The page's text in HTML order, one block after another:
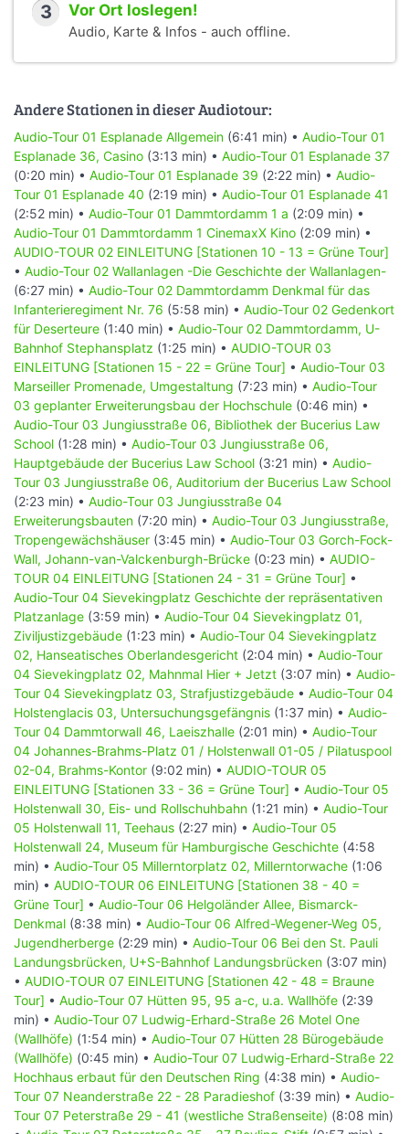
3 Vor Ort loslegen!
Audio, Karte & Infos - auch offline.
Andere Stationen in dieser Audiotour:
Audio-Tour 01 Esplanade Allgemein (6:41 min) • Audio-Tour 01
Esplanade 36, Casino (3:13 min) • Audio-Tour 01 Esplanade 37
(0:20 min) • Audio-Tour 01 Esplanade 39 (2:22 min) • Audio-
Tour 01 Esplanade 40 (2:19 min) • Audio-Tour 01 Esplanade 41
(2:52 min) • Audio-Tour 01 Dammtordamm 1 a (2:09 min) •
Audio-Tour 01 Dammtordamm 1 CinemaxX Kino (2:09 min) •
AUDIO-TOUR 02 EINLEITUNG [Stationen 10 - 13 = Grüne Tour]
• Audio-Tour 02 Wallanlagen -Die Geschichte der Wallanlagen-
(6:27 min) • Audio-Tour 02 Dammtordamm Denkmal für das
Infanterieregiment Nr. 76 (5:58 min) • Audio-Tour 02 Gedenkort
für Deserteure (1:40 min) • Audio-Tour 02 Dammtordamm, U-
Bahnhof Stephansplatz (1:25 min) • AUDIO-TOUR 03
EINLEITUNG [Stationen 15 - 22 = Grüne Tour] • Audio-Tour 03
Marseiller Promenade, Umgestaltung (7:23 min) • Audio-Tour
03 geplanter Erweiterungsbau der Hochschule (0:46 min) •
Audio-Tour 03 Jungiusstraße 06, Bibliothek der Bucerius Law
School (1:28 min) • Audio-Tour 03 Jungiusstraße 06,
Hauptgebäude der Bucerius Law School (3:21 min) • Audio-
Tour 03 Jungiusstraße 06, Auditorium der Bucerius Law School
(2:23 min) • Audio-Tour 03 Jungiusstraße 04
Erweiterungsbauten (7:20 min) • Audio-Tour 03 Jungiusstraße,
Tropengewächshäuser (3:45 min) • Audio-Tour 03 Gorch-Fock-
Wall, Johann-van-Valckenburgh-Brücke (0:23 min) • AUDIO-
TOUR 04 EINLEITUNG [Stationen 24 - 31 = Grüne Tour] •
Audio-Tour 04 Sievekingplatz Geschichte der repräsentativen
Platzanlage (3:59 min) • Audio-Tour 04 Sievekingplatz 01,
Ziviljustizgebäude (1:23 min) • Audio-Tour 04 Sievekingplatz
02, Hanseatisches Oberlandesgericht (2:04 min) • Audio-Tour
04 Sievekingplatz 02, Mahnmal Hier + Jetzt (3:07 min) • Audio-
Tour 04 Sievekingplatz 03, Strafjustizgebäude • Audio-Tour 04
Holstenglacis 03, Untersuchungsgefängnis (1:37 min) • Audio-
Tour 04 Dammtorwall 46, Laeiszhalle (2:01 min) • Audio-Tour
04 Johannes-Brahms-Platz 01 / Holstenwall 01-05 / Pilatuspool
02-04, Brahms-Kontor (9:02 min) • AUDIO-TOUR 05
EINLEITUNG [Stationen 33 - 36 = Grüne Tour] • Audio-Tour 05
Holstenwall 30, Eis- und Rollschuhbahn (1:21 min) • Audio-Tour
05 Holstenwall 11, Teehaus (2:27 min) • Audio-Tour 05
Holstenwall 24, Museum für Hamburgische Geschichte (4:58
min) • Audio-Tour 05 Millerntorplatz 02, Millerntorwache (1:06
min) • AUDIO-TOUR 06 EINLEITUNG [Stationen 38 - 40 =
Grüne Tour] • Audio-Tour 06 Helgoländer Allee, Bismarck-
Denkmal (8:38 min) • Audio-Tour 06 Alfred-Wegener-Weg 05,
Jugendherberge (2:29 min) • Audio-Tour 06 Bei den St. Pauli
Landungsbrücken, U+S-Bahnhof Landungsbrücken (3:07 min)
• AUDIO-TOUR 07 EINLEITUNG [Stationen 42 - 48 = Braune
Tour] • Audio-Tour 07 Hütten 95, 95 a-c, u.a. Wallhöfe (2:39
min) • Audio-Tour 07 Ludwig-Erhard-Straße 26 Motel One
(Wallhöfe) (1:54 min) • Audio-Tour 07 Hütten 28 Bürogebäude
(Wallhöfe) (0:45 min) • Audio-Tour 07 Ludwig-Erhard-Straße 22
Hochhaus erbaut für den Deutschen Ring (4:38 min) • Audio-
Tour 07 Neanderstraße 22 - 28 Paradieshof (3:39 min) • Audio-
Tour 07 Peterstraße 29 - 41 (westliche Straßenseite) (8:08 min)